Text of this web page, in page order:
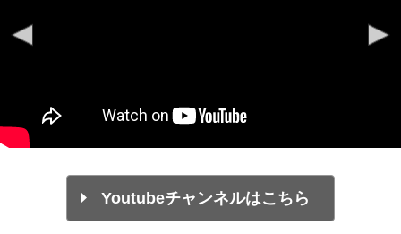
Youtubeチャンネルはこちら